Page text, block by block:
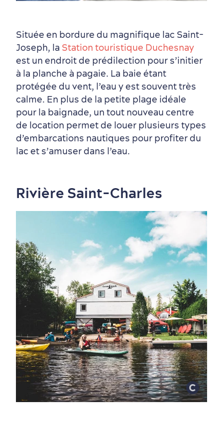
Première visite
Histoire vivante
au petit-déjeuner
Croisières internationales
Située en bordure du magnifique lac Saint-
Joseph, la Station touristique Duchesnay
est un endroit de prédilection pour s’initier
à la planche à pagaie. La baie étant
protégée du vent, l’eau y est souvent très
calme. En plus de la petite plage idéale
pour la baignade, un tout nouveau centre
de location permet de louer plusieurs types
d’embarcations nautiques pour profiter du
lac et s’amuser dans l’eau.
Rivière Saint-Charles